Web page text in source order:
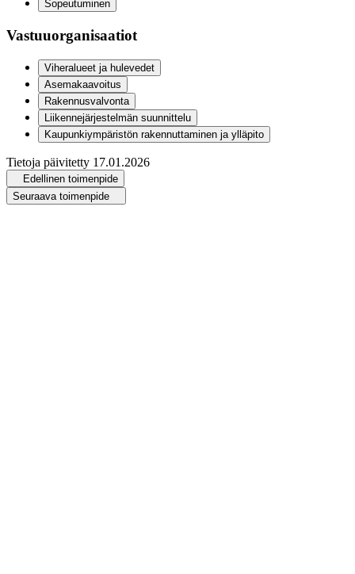
Sopeutuminen
Vastuuorganisaatiot
Viheralueet ja hulevedet
Asemakaavoitus
Rakennusvalvonta
Liikennejärjestelmän suunnittelu
Kaupunkiympäristön rakennuttaminen ja ylläpito
Tietoja päivitetty 17.01.2026
Edellinen toimenpide
Seuraava toimenpide